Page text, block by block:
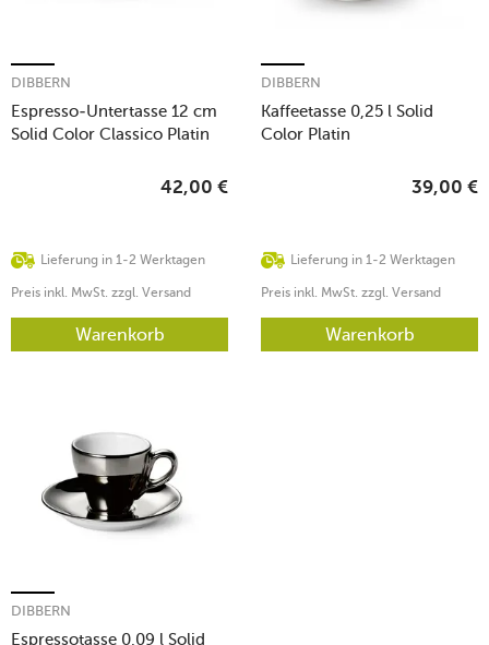
Espresso-Untertasse 12 cm
Solid Color Classico Platin
DIBBERN
Lieferung in 1-2 Werktagen
42,00 €
Preis inkl. MwSt. zzgl. Versand
Warenkorb
Kaffeetasse 0,25 l Solid
Color Platin
DIBBERN
Lieferung in 1-2 Werktagen
39,00 €
Preis inkl. MwSt. zzgl. Versand
Warenkorb
Espressotasse 0,09 l Solid
DIBBERN